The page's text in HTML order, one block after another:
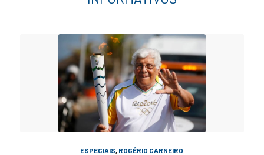
ESPECIAIS ROGÉRIO CARNEIRO